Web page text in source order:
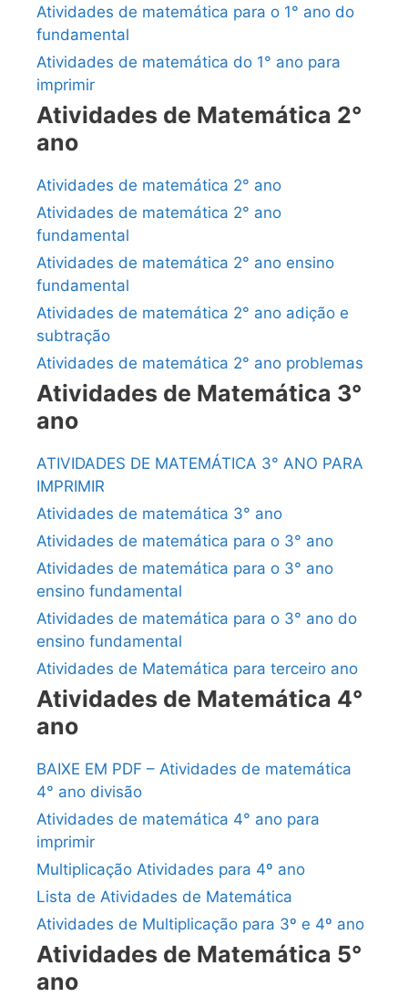
Atividades de matemática para o 1° ano do
fundamental
Atividades de matemática do 1° ano para
imprimir
Atividades de Matemática 2°
ano
Atividades de matemática 2° ano
Atividades de matemática 2° ano
fundamental
Atividades de matemática 2° ano ensino
fundamental
Atividades de matemática 2° ano adição e
subtração
Atividades de matemática 2° ano problemas
Atividades de Matemática 3°
ano
ATIVIDADES DE MATEMÁTICA 3° ANO PARA
IMPRIMIR
Atividades de matemática 3° ano
Atividades de matemática para o 3° ano
Atividades de matemática para o 3° ano
ensino fundamental
Atividades de matemática para o 3° ano do
ensino fundamental
Atividades de Matemática para terceiro ano
Atividades de Matemática 4°
ano
BAIXE EM PDF – Atividades de matemática
4° ano divisão
Atividades de matemática 4° ano para
imprimir
Multiplicação Atividades para 4º ano
Lista de Atividades de Matemática
Atividades de Multiplicação para 3º e 4º ano
Atividades de Matemática 5°
ano